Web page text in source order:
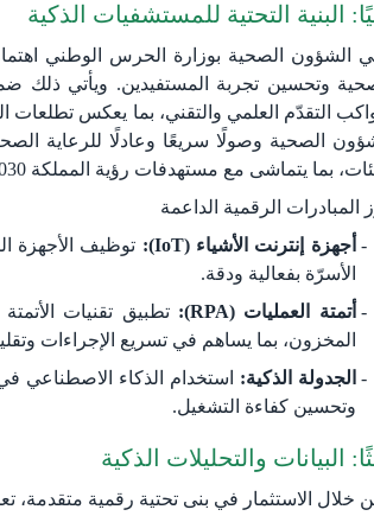
البنية التحتية للمستشفيات الذكية
الشؤون الصحية بوزارة الحرس الوطني
وتحسين تجربة المستفيدين. ويأتي ذلك
التقدّم العلمي والتقني، بما يعكس
الصحية وصولًا سريعًا وعادلًا للرعاية
بما يتماشى مع مستهدفات رؤية المملكة 2030 في بناء نظام صحي متطور ومستدام.
المبادرات الرقمية الداعمة
أجهزة إنترنت الأشياء (IoT):
توظيف الأجهزة
الأسرّة بفعالية ودقة.
أتمتة العمليات (RPA):
تطبيق تقنيات
المخزون، بما يساهم في تسريع الإجراءات
الجدولة الذكية:
استخدام الذكاء الاصطناعي
وتحسين كفاءة التشغيل.
البيانات والتحليلات الذكية
خلال الاستثمار في بنى تحتية رقمية متقدمة،